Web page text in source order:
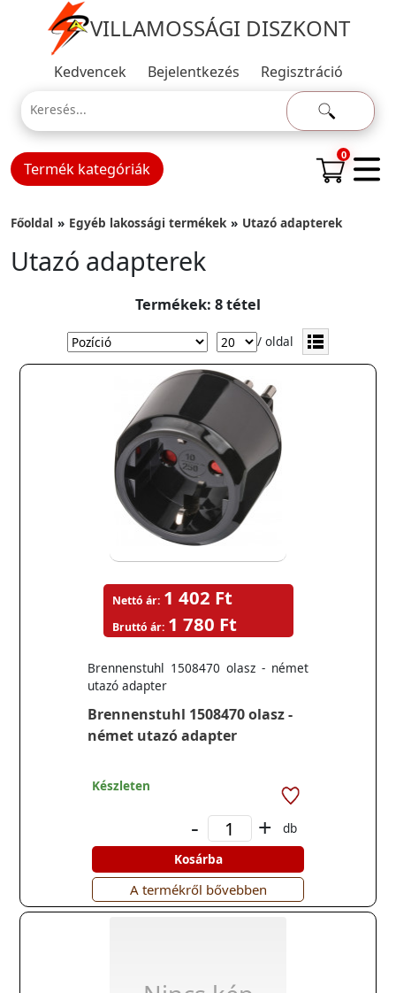
VILLAMOSSÁGI DISZKONT
Kedvencek Bejelentkezés Regisztráció
Termék kategóriák
0
Főoldal Egyéb lakossági termékek Utazó adapterek
Utazó adapterek
Termékek: 8 tétel
/ oldal
Brennenstuhl 1508470 olasz -
német utazó adapter
Brennenstuhl 1508470 olasz - német
utazó adapter
Nettó ár: 1 402 Ft
Bruttó ár: 1 780 Ft
Készleten
- +
db
Kosárba
A termékről bővebben